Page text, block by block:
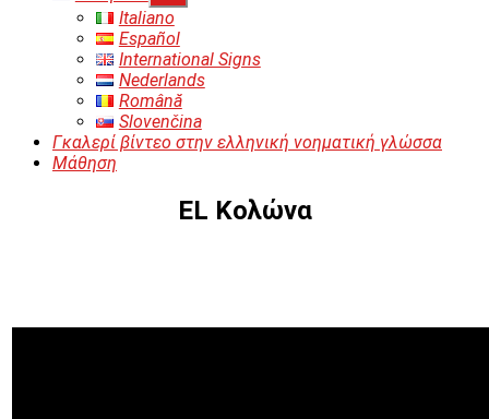
του
υπό
μενού
Italiano
Español
International Signs
Nederlands
Română
Slovenčina
Γκαλερί βίντεο στην ελληνική νοηματική γλώσσα
Μάθηση
EL Κολώνα